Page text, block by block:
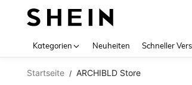
Kategorien Neuheiten Schneller
Startseite / ARCHIBLD Store